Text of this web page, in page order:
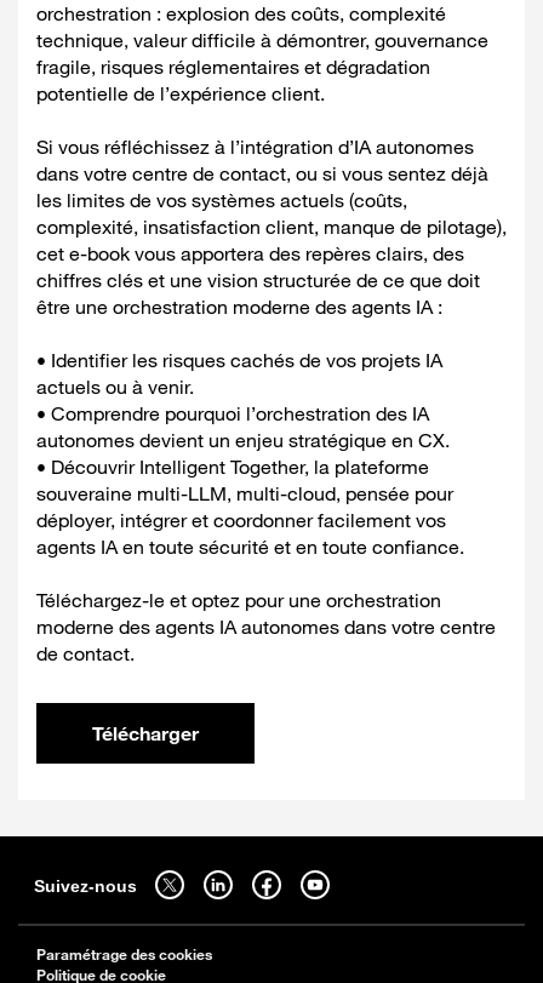
orchestration : explosion des coûts, complexité
technique, valeur difficile à démontrer, gouvernance
fragile, risques réglementaires et dégradation
potentielle de l’expérience client.
Si vous réfléchissez à l’intégration d’IA autonomes
dans votre centre de contact, ou si vous sentez déjà
les limites de vos systèmes actuels (coûts,
complexité, insatisfaction client, manque de pilotage),
cet e-book vous apportera des repères clairs, des
chiffres clés et une vision structurée de ce que doit
être une orchestration moderne des agents IA :
• Identifier les risques cachés de vos projets IA
actuels ou à venir.
• Comprendre pourquoi l’orchestration des IA
autonomes devient un enjeu stratégique en CX.
• Découvrir Intelligent Together, la plateforme
souveraine multi‑LLM, multi‑cloud, pensée pour
déployer, intégrer et coordonner facilement vos
agents IA en toute sécurité et en toute confiance.
Téléchargez-le et optez pour une orchestration
moderne des agents IA autonomes dans votre centre
de contact.
Télécharger
Suivez-nous
Suivez-nous sur twitter - ouverture dans un nouvel onglet
Suivez-nous sur linkedin - ouverture dans un nouvel onglet
Suivez-nous sur facebook - ouverture dans un
Suivez-nous sur youtube - ouverture dans
Paramétrage des cookies
Politique de cookie